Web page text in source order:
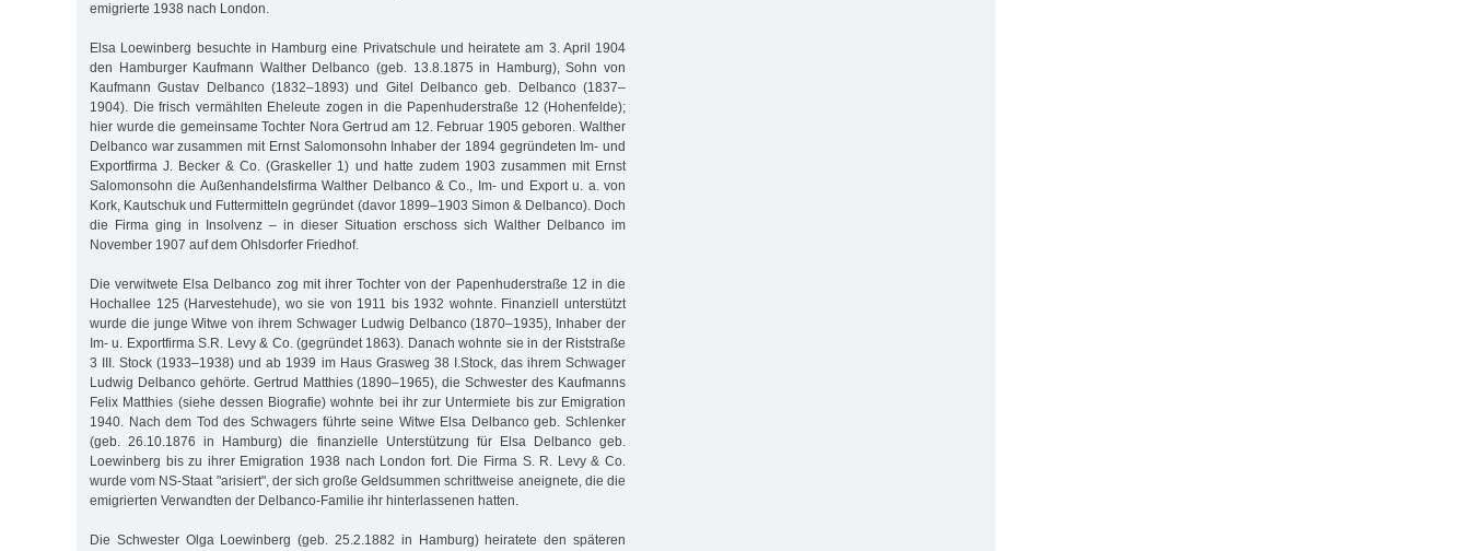
emigrierte 1938 nach London.
Elsa Loewinberg besuchte in Hamburg eine Privatschule und heiratete am 3. April 1904
den Hamburger Kaufmann Walther Delbanco (geb. 13.8.1875 in Hamburg), Sohn von
Kaufmann Gustav Delbanco (1832–1893) und Gitel Delbanco geb. Delbanco (1837–
1904). Die frisch vermählten Eheleute zogen in die Papenhuderstraße 12 (Hohenfelde);
hier wurde die gemeinsame Tochter Nora Gertrud am 12. Februar 1905 geboren. Walther
Delbanco war zusammen mit Ernst Salomonsohn Inhaber der 1894 gegründeten Im- und
Exportfirma J. Becker & Co. (Graskeller 1) und hatte zudem 1903 zusammen mit Ernst
Salomonsohn die Außenhandelsfirma Walther Delbanco & Co., Im- und Export u. a. von
Kork, Kautschuk und Futtermitteln gegründet (davor 1899–1903 Simon & Delbanco). Doch
die Firma ging in Insolvenz – in dieser Situation erschoss sich Walther Delbanco im
November 1907 auf dem Ohlsdorfer Friedhof.
Die verwitwete Elsa Delbanco zog mit ihrer Tochter von der Papenhuderstraße 12 in die
Hochallee 125 (Harvestehude), wo sie von 1911 bis 1932 wohnte. Finanziell unterstützt
wurde die junge Witwe von ihrem Schwager Ludwig Delbanco (1870–1935), Inhaber der
Im- u. Exportfirma S.R. Levy & Co. (gegründet 1863). Danach wohnte sie in der Riststraße
3 III. Stock (1933–1938) und ab 1939 im Haus Grasweg 38 I.Stock, das ihrem Schwager
Ludwig Delbanco gehörte. Gertrud Matthies (1890–1965), die Schwester des Kaufmanns
Felix Matthies (siehe dessen Biografie) wohnte bei ihr zur Untermiete bis zur Emigration
1940. Nach dem Tod des Schwagers führte seine Witwe Elsa Delbanco geb. Schlenker
(geb. 26.10.1876 in Hamburg) die finanzielle Unterstützung für Elsa Delbanco geb.
Loewinberg bis zu ihrer Emigration 1938 nach London fort. Die Firma S. R. Levy & Co.
wurde vom NS-Staat "arisiert", der sich große Geldsummen schrittweise aneignete, die die
emigrierten Verwandten der Delbanco-Familie ihr hinterlassenen hatten.
Die Schwester Olga Loewinberg (geb. 25.2.1882 in Hamburg) heiratete den späteren